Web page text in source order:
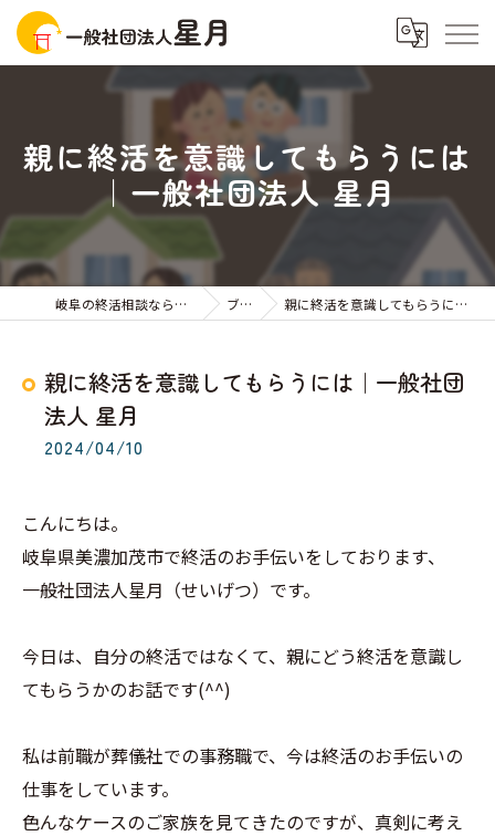
親に終活を意識してもらうには
｜一般社団法人 星月
岐阜の終活相談なら一般社団法人星月 ブログ 親に終活を意識してもらうには｜一般社団法人 星月
親に終活を意識してもらうには｜一般社団
法人 星月
2024/04/10
こんにちは。
岐阜県美濃加茂市で終活のお手伝いをしております、
一般社団法人星月（せいげつ）です。
今日は、自分の終活ではなくて、親にどう終活を意識し
てもらうかのお話です(^^)
私は前職が葬儀社での事務職で、今は終活のお手伝いの
仕事をしています。
色んなケースのご家族を見てきたのですが、真剣に考え